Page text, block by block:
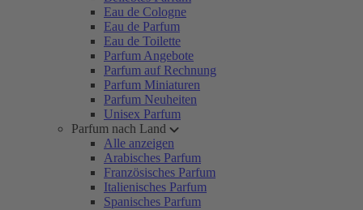
Eau de Cologne
Eau de Parfum
Eau de Toilette
Parfum Angebote
Parfum auf Rechnung
Parfum Miniaturen
Parfum Neuheiten
Unisex Parfum
Parfum nach Land
Alle anzeigen
Arabisches Parfum
Französisches Parfum
Italienisches Parfum
Spanisches Parfum